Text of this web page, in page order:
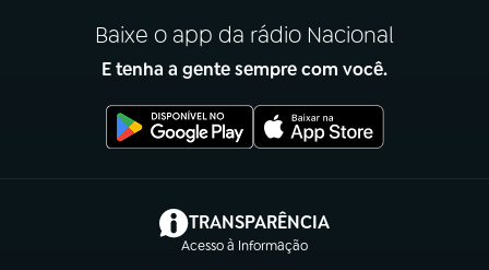
Baixe o app da rádio Nacional
E tenha a gente sempre com você.
TRANSPARÊNCIA
Acesso à Informação
(abre em nova aba)